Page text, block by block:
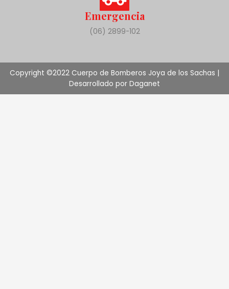
Emergencia
(06) 2899-102
Copyright ©2022 Cuerpo de Bomberos Joya de los Sachas |
Desarrollado por Daganet